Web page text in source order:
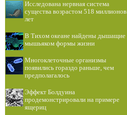
Исследована нервная система
существа возрастом 518 миллионов
лет
В Тихом океане найдены дышащие
мышьяком формы жизни
Многоклеточные организмы
появились гораздо раньше, чем
предполагалось
Эффект Болдуина
продемонстрировали на примере
ящериц